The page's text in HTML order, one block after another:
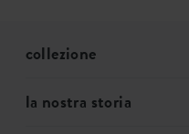
collezione
la nostra storia